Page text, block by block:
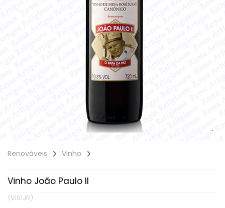
Renováveis Vinho
Vinho João Paulo II
(VI01JR)